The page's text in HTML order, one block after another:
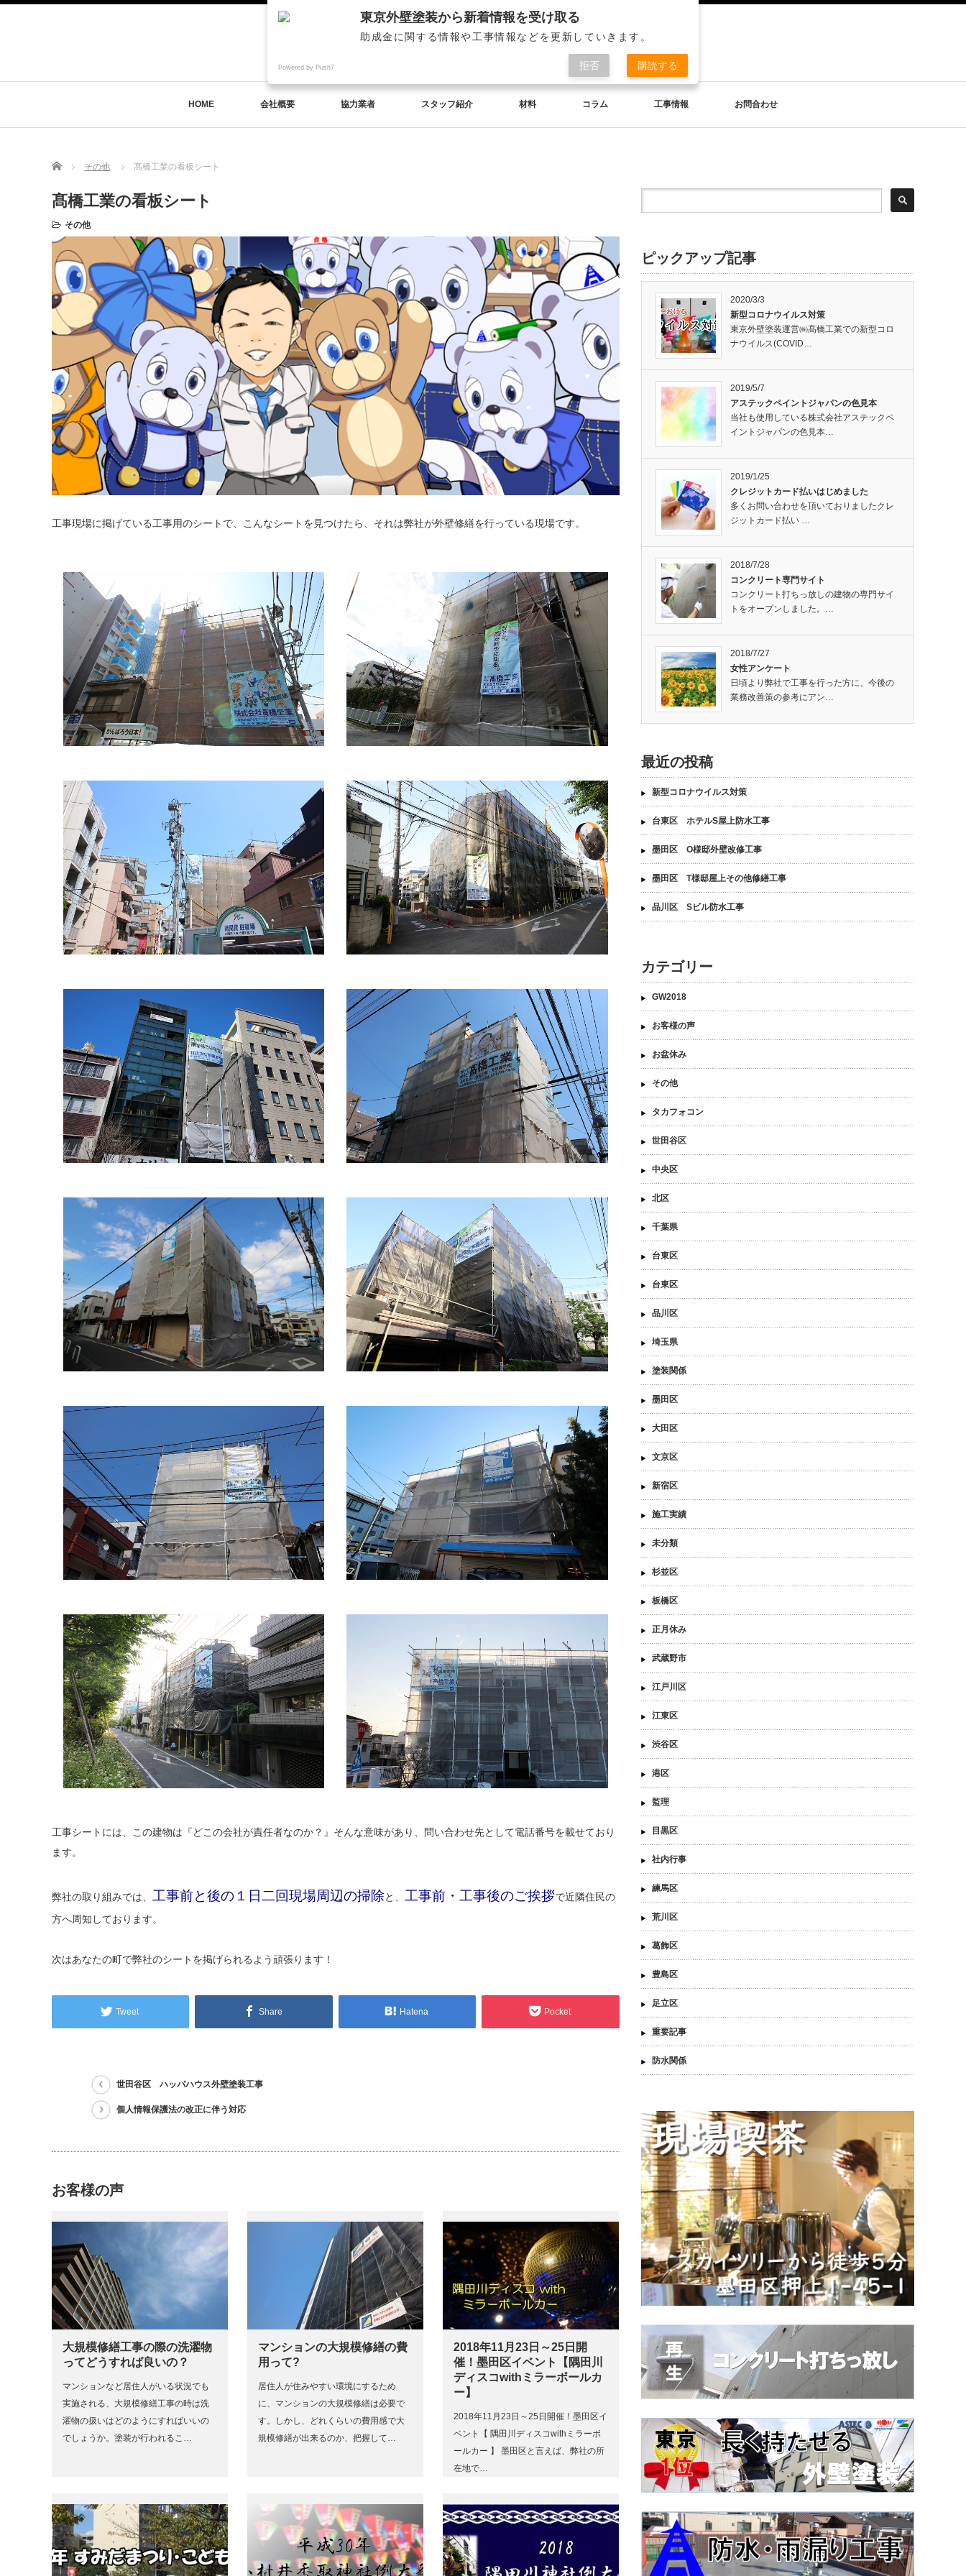
HOME 会社概要 協力業者 スタッフ紹介 材料 コラム 工事情報 お問合わせ
Home その他 髙橋工業の看板シート
髙橋工業の看板シート
その他
工事現場に掲げている工事用のシートで、こんなシートを見つけたら、それは弊社が外壁修繕を行っている現場です。
工事シートには、この建物は『どこの会社が責任者なのか？』そんな意味があり、問い合わせ先として電話番号を載せており
ます。
弊社の取り組みでは、 工事前と後の１日二回現場周辺の掃除と、 工事前・工事後のご挨拶で近隣住民の
方へ周知しております。
次はあなたの町で弊社のシートを掲げられるよう頑張ります！
Tweet Share Hatena Pocket
世田谷区 ハッパハウス外壁塗装工事
個人情報保護法の改正に伴う対応
お客様の声
大規模修繕工事の際の洗濯物
ってどうすれば良いの？
マンションなど居住人がいる状況でも
実施される、大規模修繕工事の時は洗
濯物の扱いはどのようにすればいいの
でしょうか。塗装が行われるこ…
マンションの大規模修繕の費
用って?
居住人が住みやすい環境にするため
に、マンションの大規模修繕は必要で
す。しかし、どれくらいの費用感で大
規模修繕が出来るのか、把握して…
2018年11月23日～25日開
催！墨田区イベント【隅田川
ディスコwithミラーボールカ
ー】
2018年11月23日～25日開催！墨田区イ
ベント【 隅田川ディスコwithミラーボ
ールカー 】 墨田区と言えば、弊社の所
在地で…
ピックアップ記事
2020/3/3
新型コロナウイルス対策
東京外壁塗装運営㈱髙橋工業での新型コロ
ナウイルス(COVID…
2019/5/7
アステックペイントジャパンの色見本
当社も使用している株式会社アステックペ
イントジャパンの色見本…
2019/1/25
クレジットカード払いはじめました
多くお問い合わせを頂いておりましたクレ
ジットカード払い …
2018/7/28
コンクリート専門サイト
コンクリート打ちっ放しの建物の専門サイ
トをオープンしました。…
2018/7/27
女性アンケート
日頃より弊社で工事を行った方に、今後の
業務改善策の参考にアン…
最近の投稿
新型コロナウイルス対策
台東区 ホテルS屋上防水工事
墨田区 O様邸外壁改修工事
墨田区 T様邸屋上その他修繕工事
品川区 Sビル防水工事
カテゴリー
GW2018
お客様の声
お盆休み
その他
タカフォコン
世田谷区
中央区
北区
千葉県
台東区
台東区
品川区
埼玉県
塗装関係
墨田区
大田区
文京区
新宿区
施工実績
未分類
杉並区
板橋区
正月休み
武蔵野市
江戸川区
江東区
渋谷区
港区
監理
目黒区
社内行事
練馬区
荒川区
葛飾区
豊島区
足立区
重要記事
防水関係
東京外壁塗装から新着情報を受け取る
助成金に関する情報や工事情報などを更新していきます。
Powered by Push7 拒否 購読する